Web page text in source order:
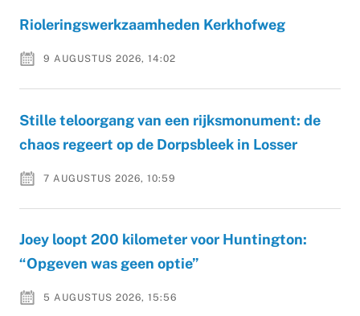
Rioleringswerkzaamheden Kerkhofweg
9 AUGUSTUS 2026, 14:02
Stille teloorgang van een rijksmonument: de
chaos regeert op de Dorpsbleek in Losser
7 AUGUSTUS 2026, 10:59
Joey loopt 200 kilometer voor Huntington:
“Opgeven was geen optie”
5 AUGUSTUS 2026, 15:56